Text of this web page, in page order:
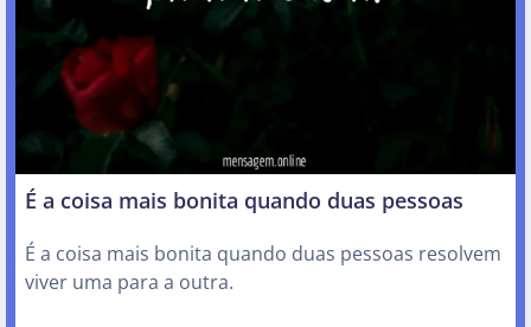
É a coisa mais bonita quando duas pessoas
É a coisa mais bonita quando duas pessoas resolvem
viver uma para a outra.